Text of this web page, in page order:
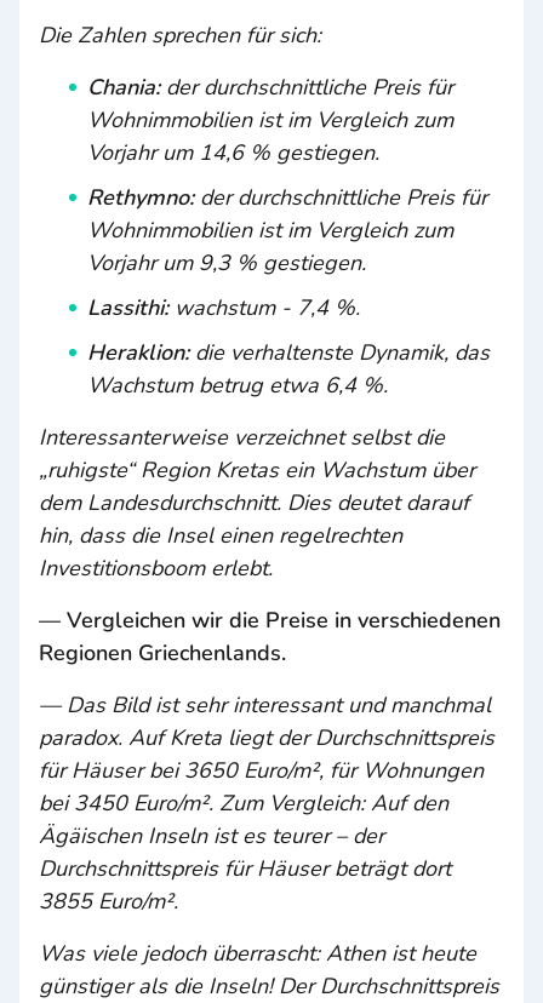
Die Zahlen sprechen für sich:
Chania:der durchschnittliche Preis für
Wohnimmobilien ist im Vergleich zum
Vorjahr um 14,6 % gestiegen.
Rethymno:der durchschnittliche Preis für
Wohnimmobilien ist im Vergleich zum
Vorjahr um 9,3 % gestiegen.
Lassithi: wachstum - 7,4 %.
Heraklion:die verhaltenste Dynamik, das
Wachstum betrug etwa 6,4 %.
Interessanterweise verzeichnet selbst die
„ruhigste“ Region Kretas ein Wachstum über
dem Landesdurchschnitt. Dies deutet darauf
hin, dass die Insel einen regelrechten
Investitionsboom erlebt.
— Vergleichen wir die Preise in verschiedenen
Regionen Griechenlands.
— Das Bild ist sehr interessant und manchmal
paradox. Auf Kreta liegt der Durchschnittspreis
für Häuser bei 3650 Euro/m², für Wohnungen
bei 3450 Euro/m². Zum Vergleich: Auf den
Ägäischen Inseln ist es teurer – der
Durchschnittspreis für Häuser beträgt dort
3855 Euro/m².
Was viele jedoch überrascht: Athen ist heute
günstiger als die Inseln! Der Durchschnittspreis